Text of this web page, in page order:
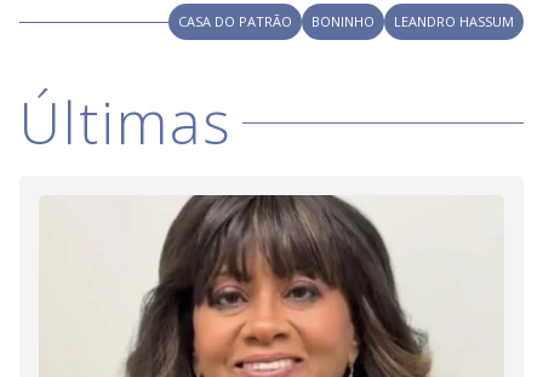
CASA DO PATRÃO BONINHO LEANDRO HASSUM
Últimas